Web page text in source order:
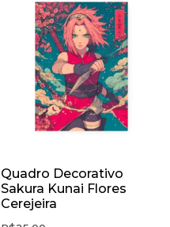
Quadro Decorativo
Sakura Kunai Flores
Cerejeira